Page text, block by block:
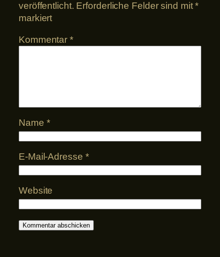
veröffentlicht. Erforderliche Felder sind mit*
markiert
Kommentar*
Name *
E-Mail-Adresse *
Website